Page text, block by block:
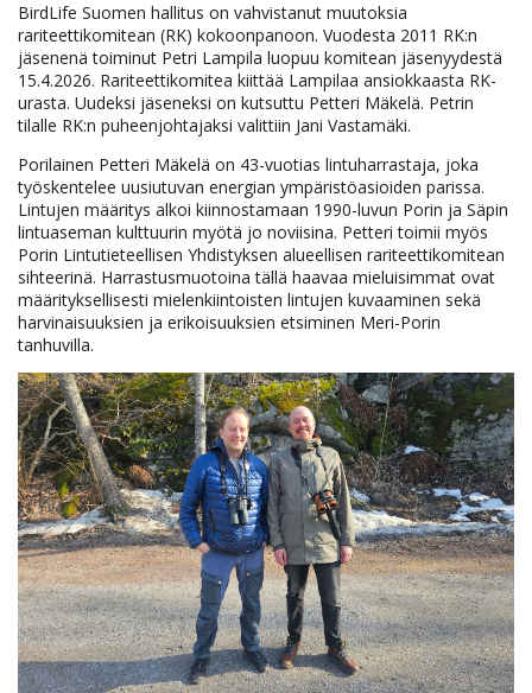
BirdLife Suomen hallitus on vahvistanut muutoksia
rariteettikomitean (RK) kokoonpanoon. Vuodesta 2011 RK:n
jäsenenä toiminut Petri Lampila luopuu komitean jäsenyydestä
15.4.2026. Rariteettikomitea kiittää Lampilaa ansiokkaasta RK-
urasta. Uudeksi jäseneksi on kutsuttu Petteri Mäkelä. Petrin
tilalle RK:n puheenjohtajaksi valittiin Jani Vastamäki.
Porilainen Petteri Mäkelä on 43-vuotias lintuharrastaja, joka
työskentelee uusiutuvan energian ympäristöasioiden parissa.
Lintujen määritys alkoi kiinnostamaan 1990-luvun Porin ja Säpin
lintuaseman kulttuurin myötä jo noviisina. Petteri toimii myös
Porin Lintutieteellisen Yhdistyksen alueellisen rariteettikomitean
sihteerinä. Harrastusmuotoina tällä haavaa mieluisimmat ovat
määrityksellisesti mielenkiintoisten lintujen kuvaaminen sekä
harvinaisuuksien ja erikoisuuksien etsiminen Meri-Porin
tanhuvilla.